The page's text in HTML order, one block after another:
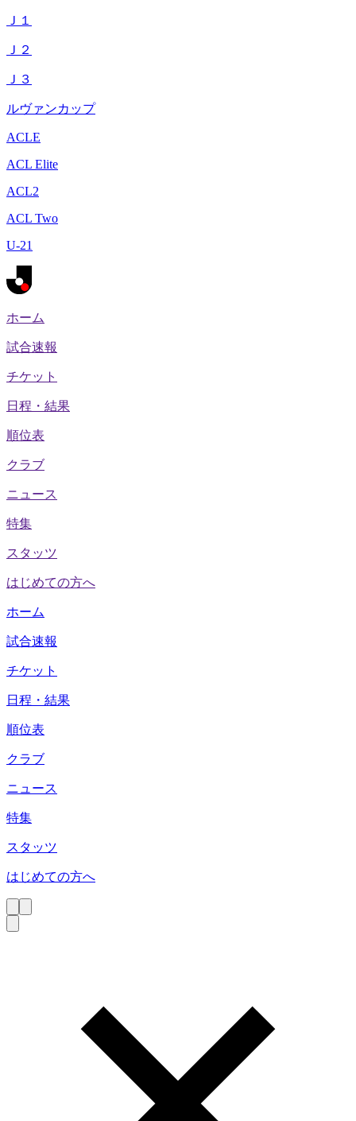
Ｊ１
Ｊ２
Ｊ３
ルヴァンカップ
ACLE
ACL Elite
ACL2
ACL Two
U-21
ホーム
試合速報
チケット
日程・結果
順位表
クラブ
ニュース
特集
スタッツ
はじめての方へ
ホーム
試合速報
チケット
日程・結果
順位表
クラブ
ニュース
特集
スタッツ
はじめての方へ